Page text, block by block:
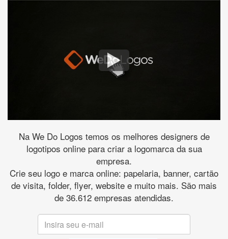
Na We Do Logos temos os melhores designers de
logotipos online para criar a logomarca da sua
empresa.
Crie seu logo e marca online: papelaria, banner, cartão
de visita, folder, flyer, website e muito mais. São mais
de 36.612 empresas atendidas.